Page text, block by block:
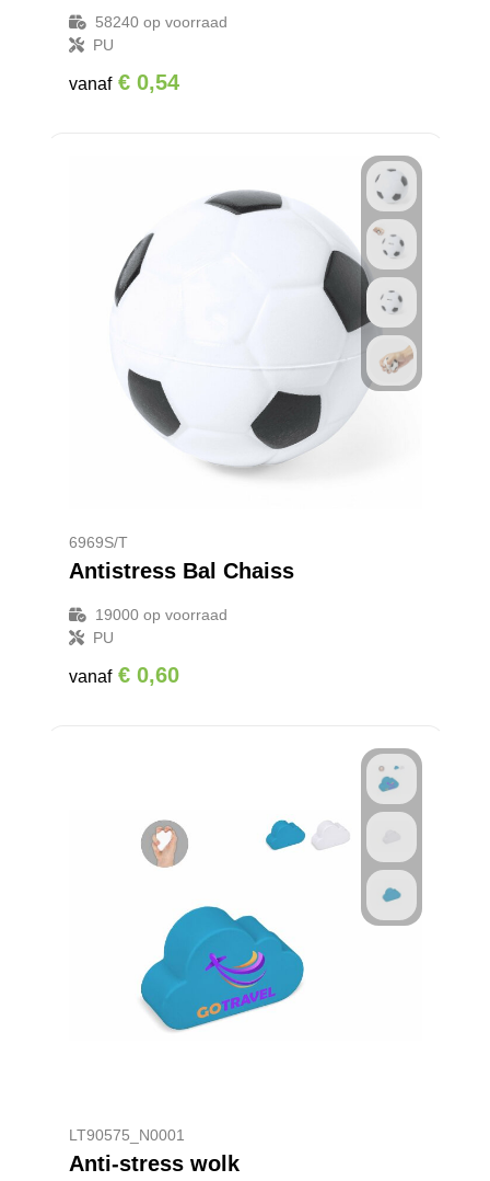
58240op voorraad
PU
vanaf € 0,54
6969S/T
Antistress Bal Chaiss
19000op voorraad
PU
vanaf € 0,60
LT90575_N0001
Anti-stress wolk